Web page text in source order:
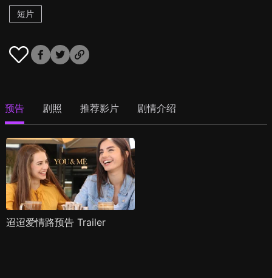
短片
预告 剧照 推荐影片 剧情介绍
迢迢爱情路预告 Trailer